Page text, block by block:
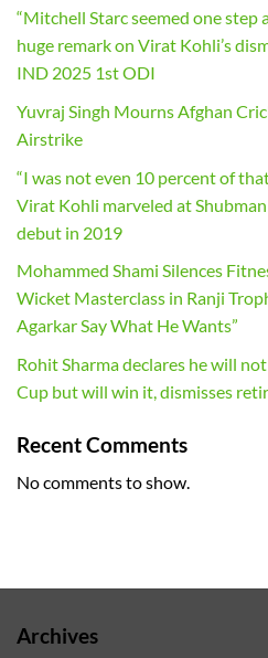
“Mitchell Starc seemed one step
huge remark on Virat Kohli’s
IND 2025 1st ODI
Yuvraj Singh Mourns Afghan
Airstrike
“I was not even 10 percent of
Virat Kohli marveled at
debut in 2019
Mohammed Shami Silences
Wicket Masterclass in Ranji
Agarkar Say What He Wants”
Rohit Sharma declares he will
Cup but will win it, dismisses
Recent Comments
No comments to show.
Archives